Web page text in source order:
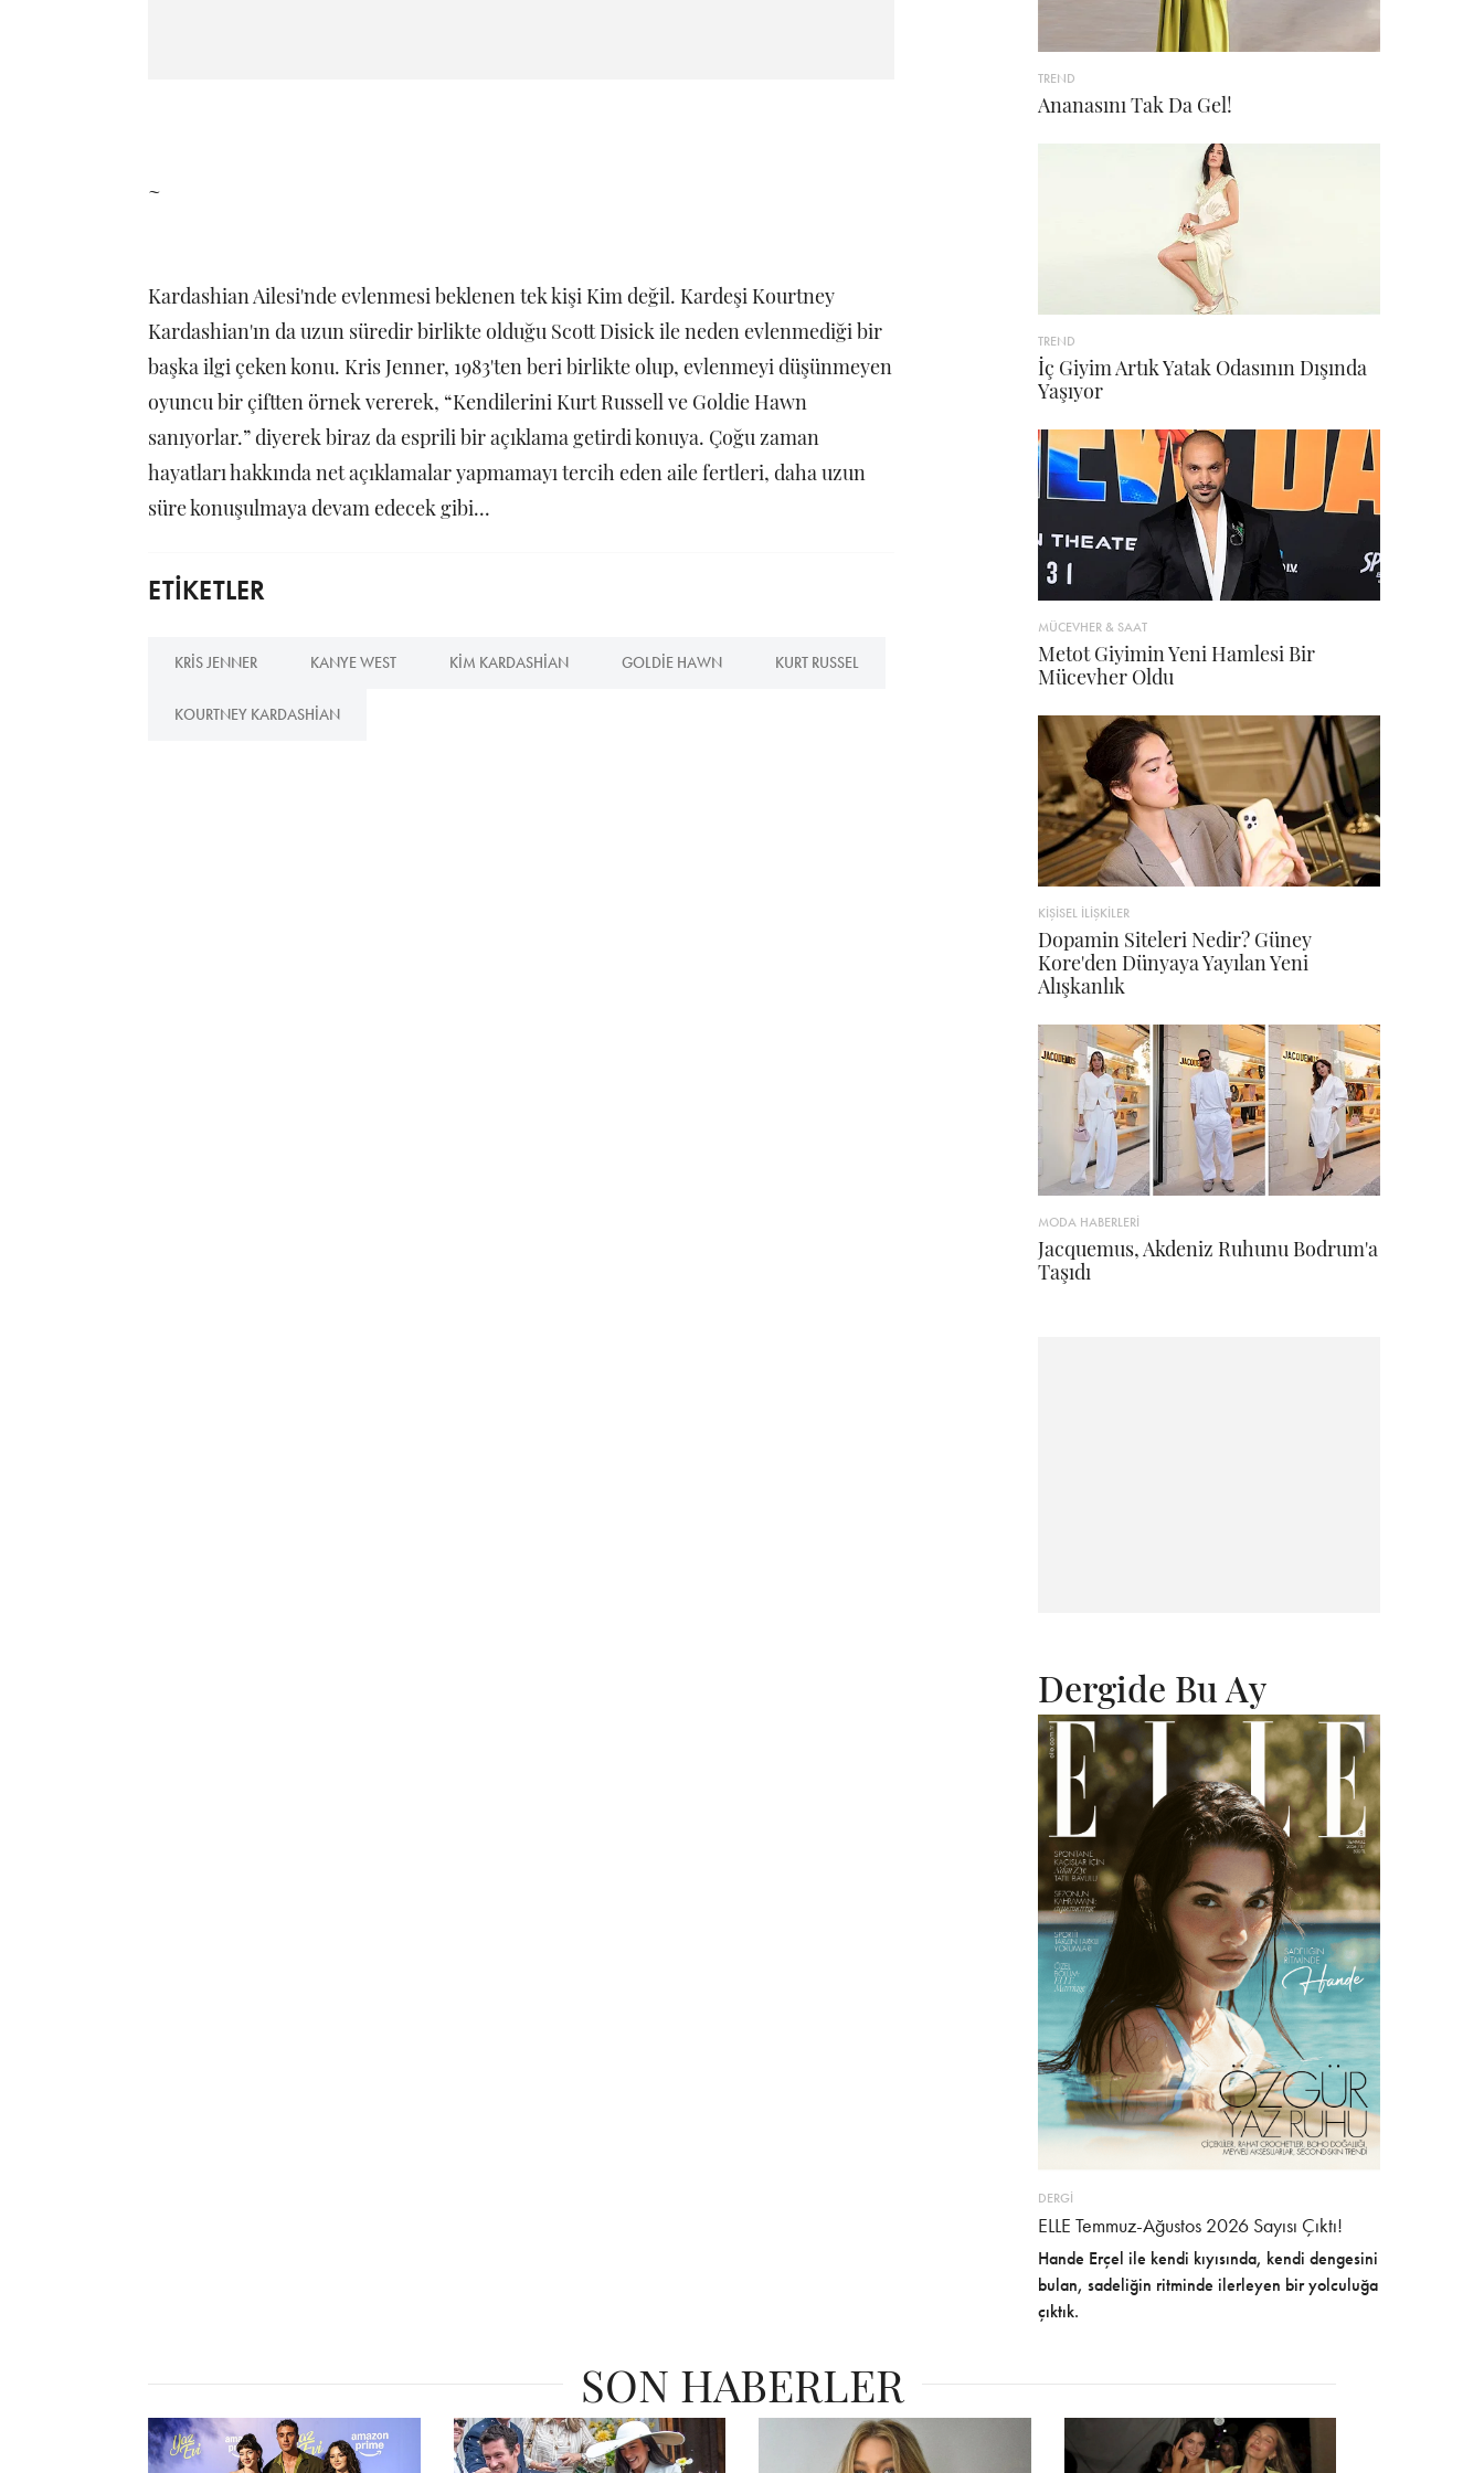
~
Kardashian Ailesi'nde evlenmesi beklenen tek kişi Kim değil. Kardeşi Kourtney
Kardashian'ın da uzun süredir birlikte olduğu Scott Disick ile neden evlenmediği bir
başka ilgi çeken konu. Kris Jenner, 1983'ten beri birlikte olup, evlenmeyi düşünmeyen
oyuncu bir çiftten örnek vererek, “Kendilerini Kurt Russell ve Goldie Hawn
sanıyorlar.” diyerek biraz da esprili bir açıklama getirdi konuya. Çoğu zaman
hayatları hakkında net açıklamalar yapmamayı tercih eden aile fertleri, daha uzun
süre konuşulmaya devam edecek gibi...
ETİKETLER
KRIS JENNER KANYE WEST KIM KARDASHIAN GOLDIE HAWN KURT RUSSEL
KOURTNEY KARDASHIAN
TREND
Ananasını Tak Da Gel!
TREND
İç Giyim Artık Yatak Odasının Dışında
Yaşıyor
MÜCEVHER & SAAT
Metot Giyimin Yeni Hamlesi Bir
Mücevher Oldu
KİŞİSEL İLİŞKİLER
Dopamin Siteleri Nedir? Güney
Kore'den Dünyaya Yayılan Yeni
Alışkanlık
MODA HABERLERİ
Jacquemus, Akdeniz Ruhunu Bodrum'a
Taşıdı
Dergide Bu Ay
DERGİ
ELLE Temmuz-Ağustos 2026 Sayısı Çıktı!
Hande Erçel ile kendi kıyısında, kendi dengesini
bulan, sadeliğin ritminde ilerleyen bir yolculuğa
çıktık.
SON HABERLER